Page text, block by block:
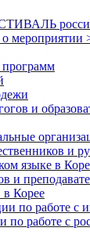
мероприятии
и
и
языке в
и
Корее
по работе с
по работе с